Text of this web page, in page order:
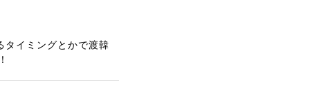
タイミングとかで渡韓